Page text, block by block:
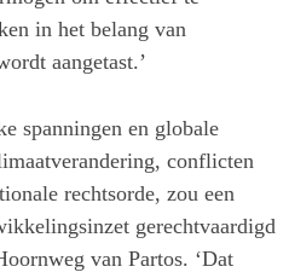
in het belang van
aangetast.’
spanningen en globale
conflicten
rechtsorde, zou een
gerechtvaardigd
van Partos. ‘Dat